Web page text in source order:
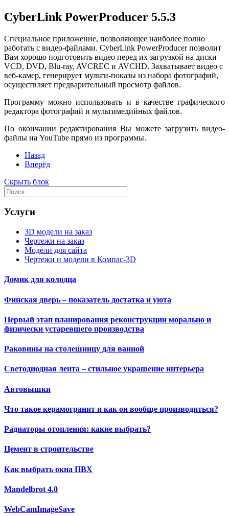
CyberLink PowerProducer 5.5.3
Специальное приложение, позволяющее наиболее полно
работать с видео-файлами. CyberLink PowerProducer позволит
Вам хорошо подготовить видео перед их загрузкой на диски
VCD, DVD, Blu-ray, AVCREC и AVCHD. Захватывает видео с
веб-камер, генерирует мульти-показы из набора фотографий,
осуществляет предварительный просмотр файлов.
Программу можно использовать и в качестве графического
редактора фотографий и мультимедийных файлов.
По окончании редактирования Вы можете загрузить видео-
файлы на YouTube прямо из программы.
Назад
Вперёд
Скрыть блок
Услуги
3D модели на заказ
Чертежи на заказ
Модели для сайта
Чертежи и модели в Компас-3D
Домик для колодца
Финская дверь – показатель достатка и уюта
Первый этап планирования реконструкции морально и
физически устаревшего производства
Раковины на столешницу для ванной
Светодиодная лента – стильное украшение интерьера
Автовышки
Что такое керамогранит и как он вообще производиться?
Радиаторы отопления: какие выбрать?
Цемент в строительстве
Как выбрать окна ПВХ
Mandelbrot 4.0
WebCamImageSave